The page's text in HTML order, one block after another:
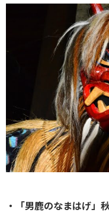
・「男鹿のなまはげ」